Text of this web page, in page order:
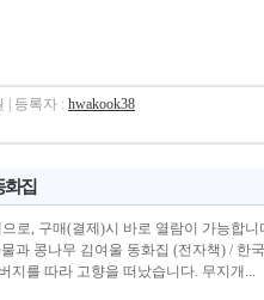
| 등록자 : hwakook38
화집
으로, 구매(결제)시 바로 열람이 가능합
과 콩나무 김여울 동화집 (전자책) /
지를 따라 고향을 떠났습니다. 무지개...